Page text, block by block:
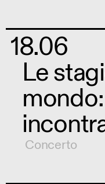
18.06
Le
Concerto